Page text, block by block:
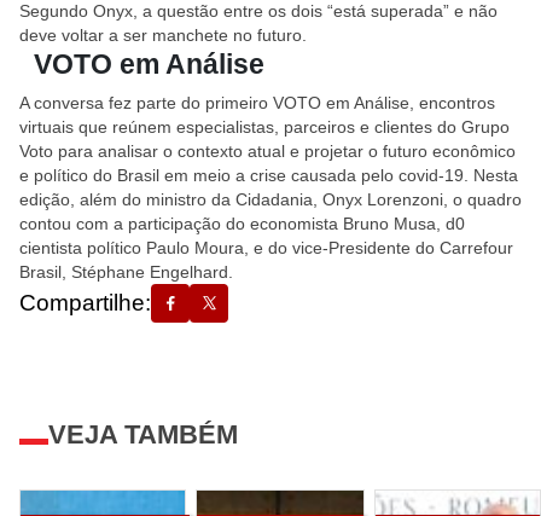
Segundo Onyx, a questão entre os dois “está superada” e não
deve voltar a ser manchete no futuro.
VOTO em Análise
A conversa fez parte do primeiro VOTO em Análise, encontros
virtuais que reúnem especialistas, parceiros e clientes do Grupo
Voto para analisar o contexto atual e projetar o futuro econômico
e político do Brasil em meio a crise causada pelo covid-19. Nesta
edição, além do ministro da Cidadania, Onyx Lorenzoni, o quadro
contou com a participação do economista Bruno Musa, d0
cientista político Paulo Moura, e do vice-Presidente do Carrefour
Brasil, Stéphane Engelhard.
Compartilhe:
VEJA TAMBÉM